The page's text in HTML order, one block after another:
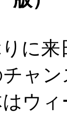
に
ャ
ウ